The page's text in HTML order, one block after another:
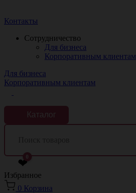
Контакты
Сотрудничество
Для бизнеса
Корпоративным клиентам
Для бизнеса
Корпоративным клиентам
Каталог
❤
0
Избранное
0 Корзина